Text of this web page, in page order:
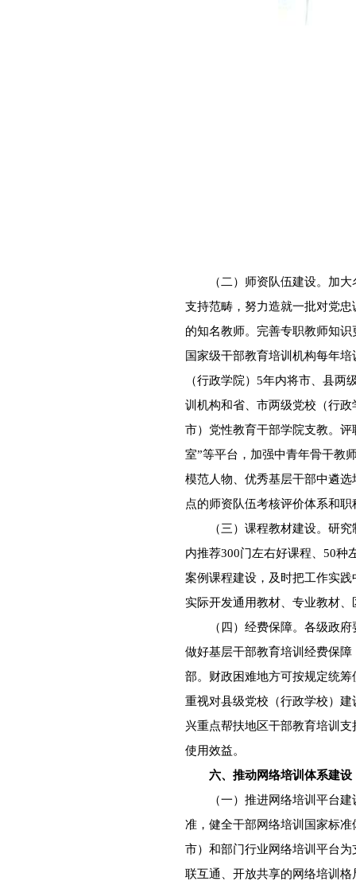
（二）师资队伍建设。加大
支持范畴，努力造就一批对党
的知名教师。完善专职教师知
国家级干部教育培训机构每年
（行政学院）5年内将市、县
训机构和省、市两级党校（行
市）党性教育干部学院支教。
室”等平台，加强中青年骨干教
模范人物、优秀基层干部中遴
点的师资队伍考核评价体系和
（三）课程教材建设。研究
内推荐300门左右好课程、50种
案例课程建设，及时把工作实
实际开发通用教材、专业教材、
（四）经费保障。各级政府
做好基层干部教育培训经费保
部。财政困难地方可按规定统
重视对县级党校（行政学校）
兴重点帮扶地区干部教育培训
使用效益。
六、推动网络培训体系建
（一）推进网络培训平台建
准，健全干部网络培训国家标
市）和部门行业网络培训平台
联互通、开放共享的网络培训